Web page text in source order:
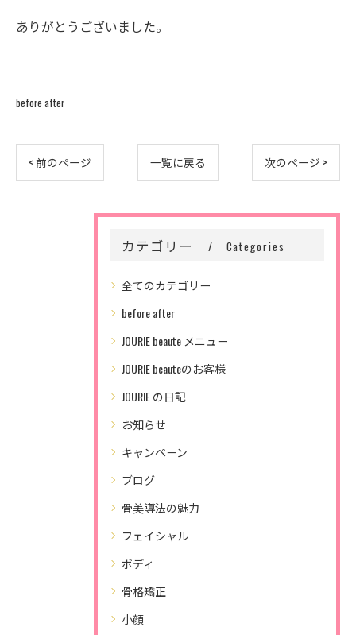
ありがとうございました。
before after
< 前のページ 一覧に戻る 次のページ >
カテゴリー Categories
全てのカテゴリー
before after
JOURIE beaute メニュー
JOURIE beauteのお客様
JOURIE の日記
お知らせ
キャンペーン
ブログ
骨美導法の魅力
フェイシャル
ボディ
骨格矯正
小顔